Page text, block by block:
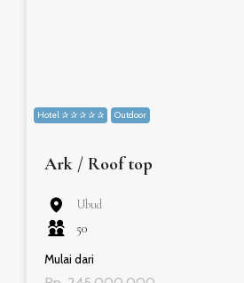
Hotel ✰ ✰ ✰ ✰ ✰ Outdoor
Ark / Roof top
Ubud
50
Mulai dari